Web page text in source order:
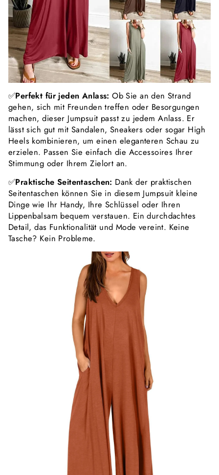
✅Perfekt für jeden Anlass: Ob Sie an den Strand
gehen, sich mit Freunden treffen oder Besorgungen
machen, dieser Jumpsuit passt zu jedem Anlass. Er
lässt sich gut mit Sandalen, Sneakers oder sogar High
Heels kombinieren, um einen eleganteren Schau zu
erzielen. Passen Sie einfach die Accessoires Ihrer
Stimmung oder Ihrem Zielort an.
✅Praktische Seitentaschen: Dank der praktischen
Seitentaschen können Sie in diesem Jumpsuit kleine
Dinge wie Ihr Handy, Ihre Schlüssel oder Ihren
Lippenbalsam bequem verstauen. Ein durchdachtes
Detail, das Funktionalität und Mode vereint. Keine
Tasche? Kein Probleme.